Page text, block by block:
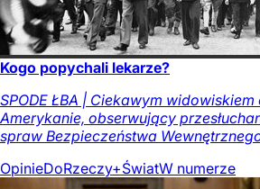
Kogo popychali lekarze?
SPODE ŁBA | Ciekawym
Amerykanie, obserwujący
spraw Bezpieczeństwa
OpinieDoRzeczy+ŚwiatW numerze